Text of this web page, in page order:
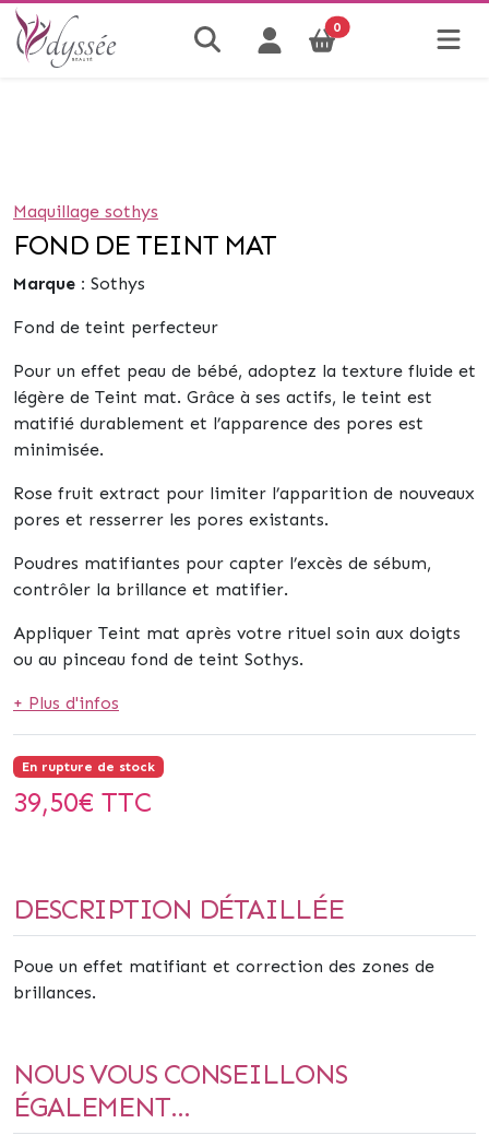
0
Maquillage sothys
FOND DE TEINT MAT
Marque : Sothys
Fond de teint perfecteur
Pour un effet peau de bébé, adoptez la texture fluide et
légère de Teint mat. Grâce à ses actifs, le teint est
matifié durablement et l’apparence des pores est
minimisée.
Rose fruit extract pour limiter l’apparition de nouveaux
pores et resserrer les pores existants.
Poudres matifiantes pour capter l’excès de sébum,
contrôler la brillance et matifier.
Appliquer Teint mat après votre rituel soin aux doigts
ou au pinceau fond de teint Sothys.
+ Plus d'infos
En rupture de stock
39,50€ TTC
DESCRIPTION DÉTAILLÉE
Poue un effet matifiant et correction des zones de
brillances.
NOUS VOUS CONSEILLONS
ÉGALEMENT...